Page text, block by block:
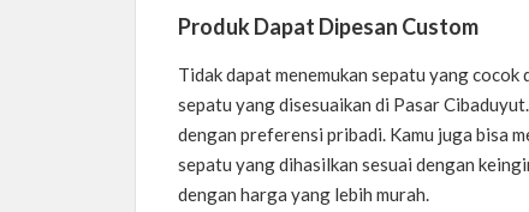
Produk Dapat Dipesan Custom
Tidak dapat menemukan sepatu yang cocok
sepatu yang disesuaikan di Pasar
dengan preferensi pribadi. Kamu juga bisa
sepatu yang dihasilkan sesuai dengan
dengan harga yang lebih murah.